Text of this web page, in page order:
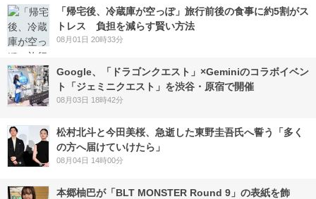
「帰宅後、冷蔵庫が空っぽ」旅行前後の食事に約5割がス
トレス 負担を減らす賢い方法
08月01日 20時33分
Google、「ドラゴンクエスト」×Geminiのコラボイベン
ト「ジェミニクエスト」を渋谷・原宿で開催
08月03日 18時42分
松村北斗と今田美桜、急逝した東野圭吾氏へ誓う「多く
の方へ届けていけたら」
08月04日 14時00分
本郷柚巴が「BLT MONSTER Round 9」の表紙を飾